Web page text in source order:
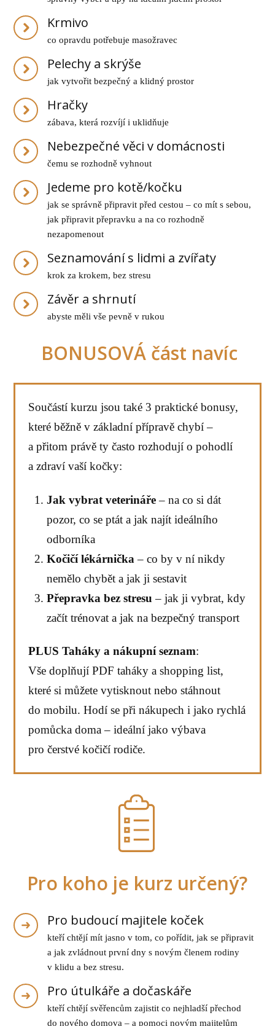
Krmivo
co opravdu potřebuje masožravec
Pelechy a skrýše
jak vytvořit bezpečný a klidný prostor
Hračky
zábava, která rozvíjí i uklidňuje
Nebezpečné věci v domácnosti
čemu se rozhodně vyhnout
Jedeme pro kotě/kočku
jak se správně připravit před cestou – co mít s sebou,
jak připravit přepravku a na co rozhodně
nezapomenout
Seznamování s lidmi a zvířaty
krok za krokem, bez stresu
Závěr a shrnutí
abyste měli vše pevně v rukou
BONUSOVÁ část navíc
Součástí kurzu jsou také 3 praktické bonusy,
které běžně v základní přípravě chybí –
a přitom právě ty často rozhodují o pohodlí
a zdraví vaší kočky:
Jak vybrat veterináře– na co si dát
pozor, co se ptát a jak najít ideálního
odborníka
Kočičí lékárnička – co by v ní nikdy
nemělo chybět a jak ji sestavit
Přepravka bez stresu – jak ji vybrat, kdy
začít trénovat a jak na bezpečný transport
PLUS Taháky a nákupní seznam:
Vše doplňují PDF taháky a shopping list,
které si můžete vytisknout nebo stáhnout
do mobilu. Hodí se při nákupech i jako rychlá
pomůcka doma – ideální jako výbava
pro čerstvé kočičí rodiče.
Pro koho je kurz určený?
Pro budoucí majitele koček
kteří chtějí mít jasno v tom, co pořídit, jak se připravit
a jak zvládnout první dny s novým členem rodiny
v klidu a bez stresu.
Pro útulkáře a dočaskáře
kteří chtějí svěřencům zajistit co nejhladší přechod
do nového domova – a pomoci novým majitelům